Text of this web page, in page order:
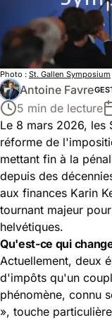
Photo : St. Gallen Symposium
Antoine Favre
5 min de lecture
Le 8 mars 2026, les
réforme de
mettant fin à la
depuis des
aux finances Karin
tournant majeur
helvétiques.
Qu'est-ce qui
Actuellement, deux
d'impôts qu'un
phénomène, connu
», touche